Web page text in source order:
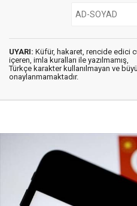
UYARI: Küfür, hakaret, rencide edici
içeren, imla kuralları ile yazılmamış,
Türkçe karakter kullanılmayan ve
onaylanmamaktadır.